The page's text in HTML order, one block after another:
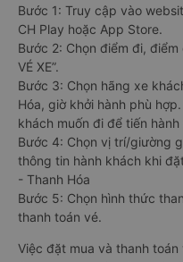
Bước 1: Truy cập vào
CH Play hoặc App Store.
Bước 2: Chọn điểm đi,
VÉ XE”.
Bước 3: Chọn hãng xe
Hóa, giờ khởi hành phù
khách muốn đi để tiến
Bước 4: Chọn vị trí/giường
thông tin hành khách khi
- Thanh Hóa
Bước 5: Chọn hình thức
thanh toán vé.
Việc đặt mua và thanh